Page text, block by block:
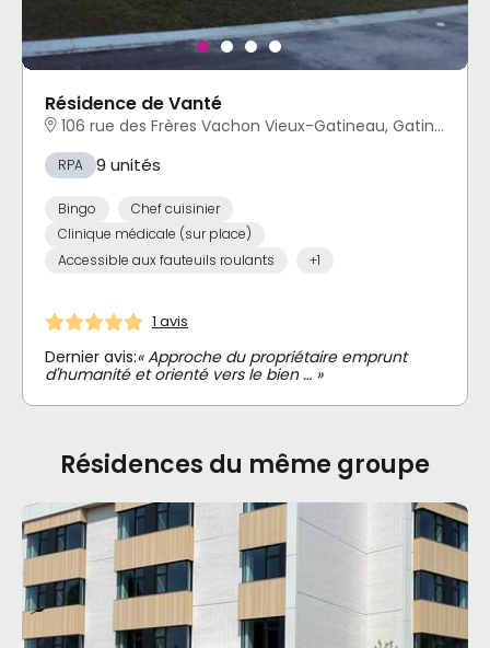
Résidence de Vanté
106 rue des Frères Vachon Vieux-Gatineau, Gatineau, QC
RPA 9 unités
Bingo
Chef cuisinier
Clinique médicale (sur place)
Accessible aux fauteuils roulants
+1
1 avis
Dernier avis:« Approche du propriétaire emprunt
d'humanité et orienté vers le bien … »
Résidences du même groupe